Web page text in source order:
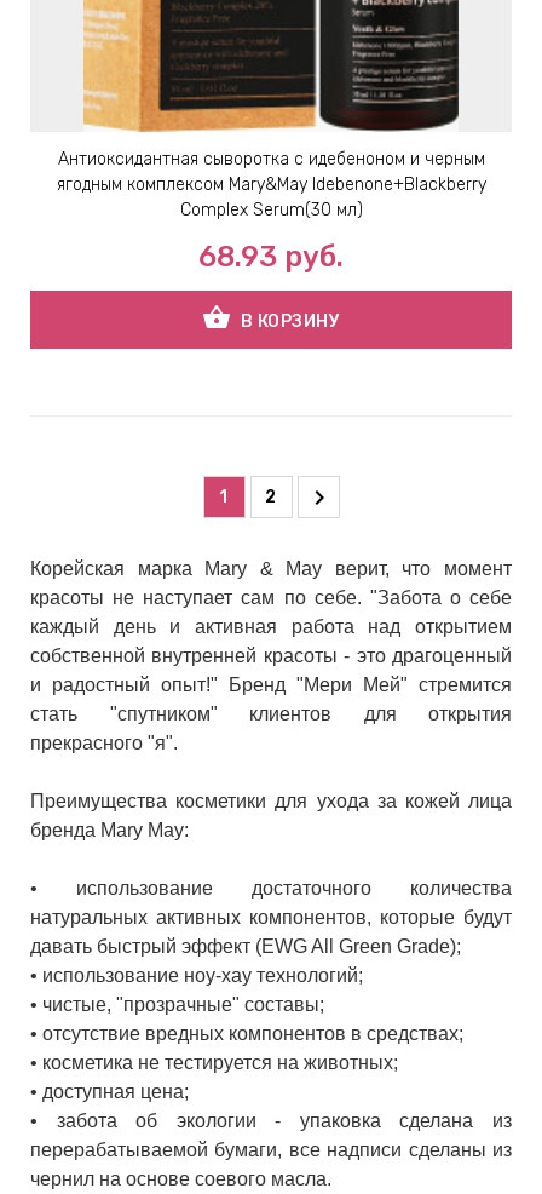
Антиоксидантная сыворотка с идебеноном и черным
ягодным комплексом Mary&May Idebenone+Blackberry
Complex Serum(30 мл)
68.93 руб.
shopping_basket В КОРЗИНУ
1 2
Корейская марка Mary & May верит, что момент
красоты не наступает сам по себе. "Забота о себе
каждый день и активная работа над открытием
собственной внутренней красоты - это драгоценный
и радостный опыт!" Бренд "Мери Мей" стремится
стать "спутником" клиентов для открытия
прекрасного "я".
Преимущества косметики для ухода за кожей лица
бренда Mary May:
• использование достаточного количества
натуральных активных компонентов, которые будут
давать быстрый эффект (EWG All Green Grade);
• использование ноу-хау технологий;
• чистые, "прозрачные" составы;
• отсутствие вредных компонентов в средствах;
• косметика не тестируется на животных;
• доступная цена;
• забота об экологии - упаковка сделана из
перерабатываемой бумаги, все надписи сделаны из
чернил на основе соевого масла.